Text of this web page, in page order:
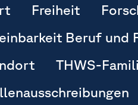
Freiheit
Beruf und
THWS-